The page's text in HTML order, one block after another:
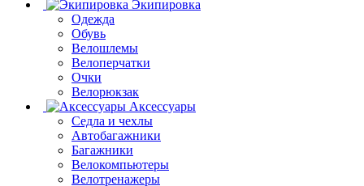
Экипировка
Одежда
Обувь
Велошлемы
Велоперчатки
Очки
Велорюкзак
Аксессуары
Седла и чехлы
Автобагажники
Багажники
Велокомпьютеры
Велотренажеры